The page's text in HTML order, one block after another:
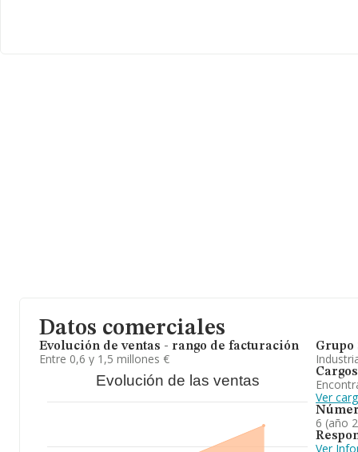
Datos comerciales
Evolución de ventas - rango de facturación
Entre 0,6 y 1,5 millones €
Evolución de las ventas
Grupo
Cargos
Ver
6 (año
Ver